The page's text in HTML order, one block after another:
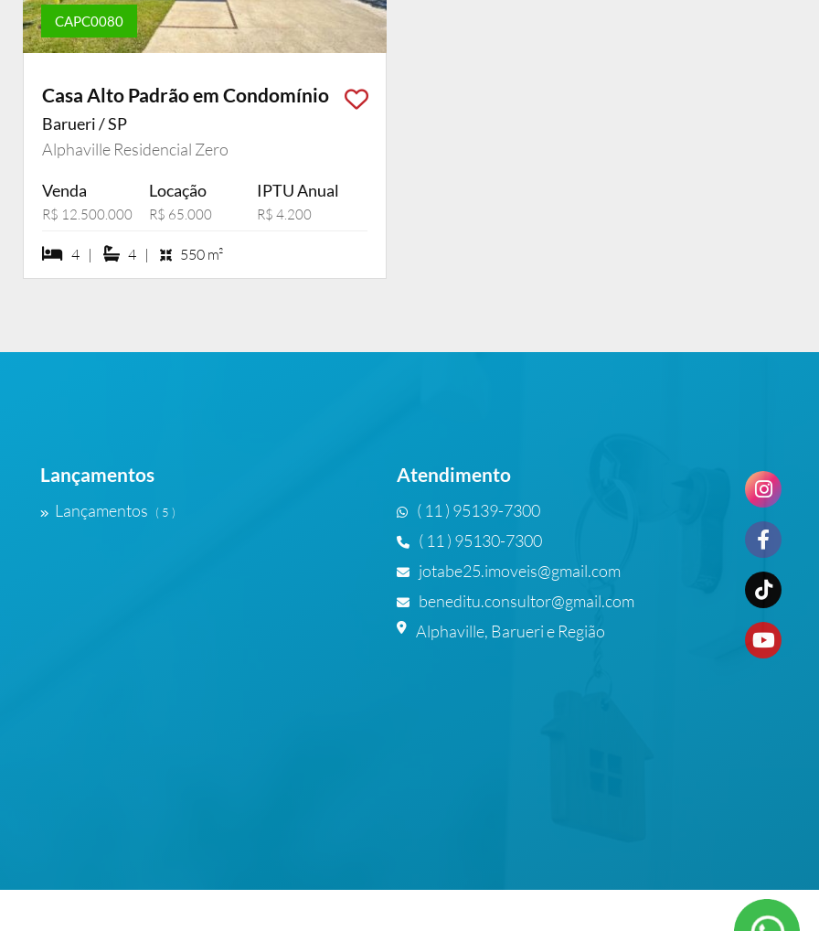
CAPC0080
Casa Alto Padrão em Condomínio
Barueri / SP
Alphaville Residencial Zero
Venda
R$ 12.500.000
Locação
R$ 65.000
IPTU Anual
R$ 4.200
4 dormiórios
4 | 4 suítes
4 | 550 m²
Lançamentos
Lançamentos ( 5 )
Atendimento
( 11 ) 95139-7300
( 11 ) 95130-7300
jotabe25.imoveis@gmail.com
beneditu.consultor@gmail.com
Alphaville, Barueri e Região